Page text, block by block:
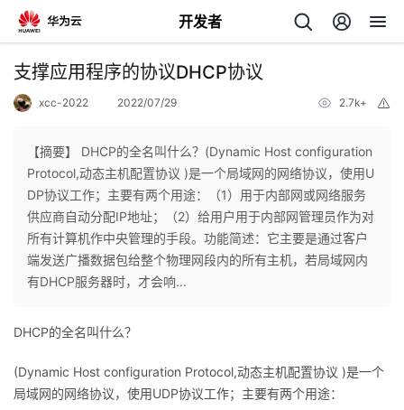
开发者
返
个
人
我
发
支撑应用程序的协议DHCP协议
xcc-2022 2022/07/29 2.7k+
【摘要】 DHCP的全名叫什么？(Dynamic Host configuration
Protocol,动态主机配置协议 )是一个局域网的网络协议，使用U
DP协议工作；主要有两个用途：（1）用于内部网或网络服务
供应商自动分配IP地址；（2）给用户用于内部网管理员作为对
所有计算机作中央管理的手段。功能简述：它主要是通过客户
端发送广播数据包给整个物理网段内的所有主机，若局域网内
有DHCP服务器时，才会响...
DHCP的全名叫什么？
(Dynamic Host configuration Protocol,动态主机配置协议 )是一个
局域网的网络协议，使用UDP协议工作；主要有两个用途：